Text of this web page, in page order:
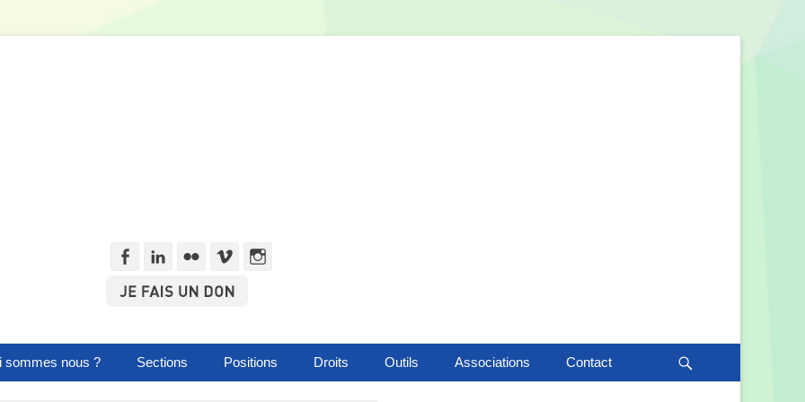
FacebookLinkedln
FlickrVimeoInstagram
sommes nous ? Sections Positions Droits Outils Associations Contact